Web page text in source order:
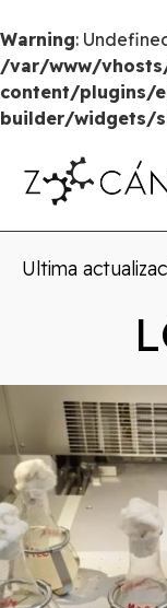
Warning:
/var/www/
content/plugins/
builder/widgets/
Ultima